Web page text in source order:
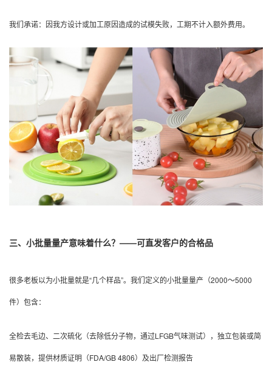
我们承诺：因我方设计或加工原因造成的试模失败，工期不计入额外费用。
三、小批量量产意味着什么？——可直发客户的合格品
很多老板以为小批量就是“几个样品”。我们定义的小批量量产（2000～5000
件）包含：
全检去毛边、二次硫化（去除低分子物，通过LFGB气味测试）， 独立包装或简
易散装， 提供材质证明（FDA/GB 4806）及出厂检测报告